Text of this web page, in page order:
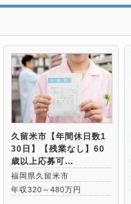
久留米市【年間休日数1
30日】【残業なし】60
歳以上応募可…
福岡県久留米市
年収320～480万円